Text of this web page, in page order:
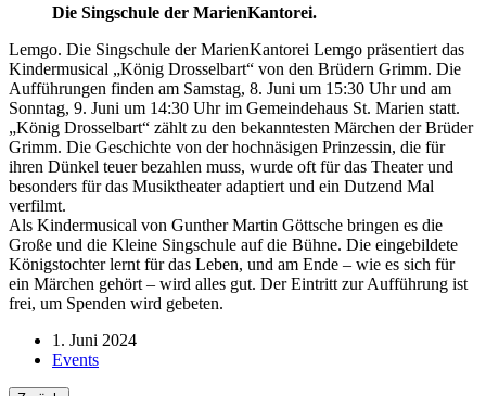
Die Singschule der MarienKantorei.
Lemgo. Die Singschule der MarienKantorei Lemgo präsentiert das
Kindermusical „König Drosselbart“ von den Brüdern Grimm. Die
Aufführungen finden am Samstag, 8. Juni um 15:30 Uhr und am
Sonntag, 9. Juni um 14:30 Uhr im Gemeindehaus St. Marien statt.
„König Drosselbart“ zählt zu den bekanntesten Märchen der Brüder
Grimm. Die Geschichte von der hochnäsigen Prinzessin, die für
ihren Dünkel teuer bezahlen muss, wurde oft für das Theater und
besonders für das Musiktheater adaptiert und ein Dutzend Mal
verfilmt.
Als Kindermusical von Gunther Martin Göttsche bringen es die
Große und die Kleine Singschule auf die Bühne. Die eingebildete
Königstochter lernt für das Leben, und am Ende – wie es sich für
ein Märchen gehört – wird alles gut. Der Eintritt zur Aufführung ist
frei, um Spenden wird gebeten.
1. Juni 2024
Events